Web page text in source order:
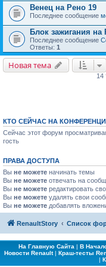
Венец на Рено 19
Последнее сообщение
Блок зажигания
Последнее сообщение
Ответы: 1
Новая тема
14
КТО СЕЙЧАС НА
Сейчас этот форум
гость
ПРАВА ДОСТУПА
Вы не можете начинать темы
Вы не можете отвечать на
Вы не можете редактировать
Вы не можете удалять свои
Вы не можете добавлять
RenaultStory Список
На Главную Сайта | В
Новости Renault| Краш-тесты
|